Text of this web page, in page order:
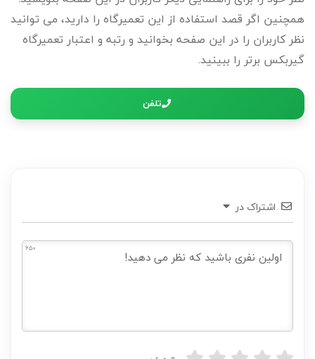
همچنین اگر قصد استفاده از این تعمیرگاه را دارید، می توانید
نظر کاربران را در این صفحه بخوانید و رتبه و اعتبار تعمیرگاه
گیربکس برتر را ببینید.
تلفن
اشتراک در
650